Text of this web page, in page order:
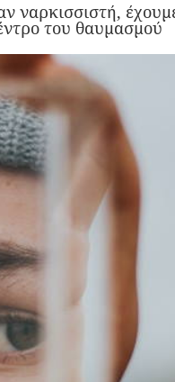
ναρκισσιστή,
του θαυμασμού